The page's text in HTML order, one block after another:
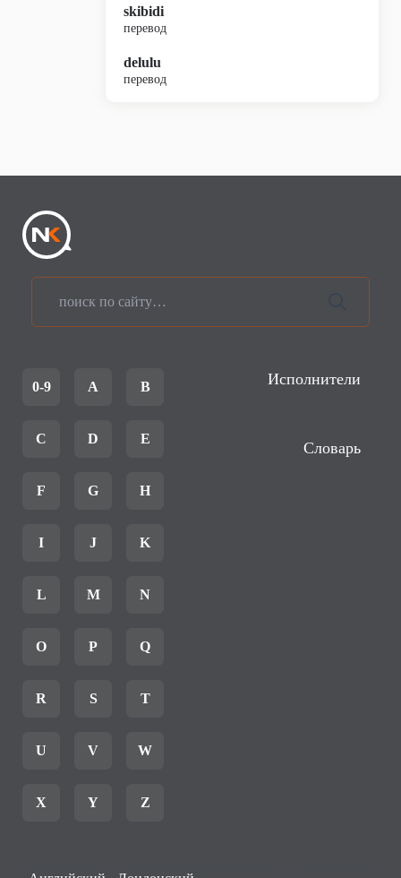
skibidi
перевод
delulu
перевод
0-9 A B
C D E
F G H
I J K
L M N
O P Q
R S T
U V W
X Y Z
Исполнители
Словарь